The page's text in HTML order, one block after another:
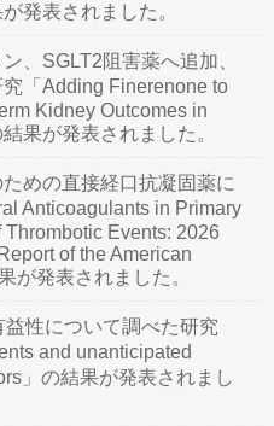
発表されました。
、SGLT2阻害薬へ追加、
「Adding Finerenone to
Kidney Outcomes in
果が発表されました。
めの直接経口抗凝固薬に
Anticoagulants in Primary
Events: 2026
of the American
が発表されました。
性について調べた研究
and unanticipated
」の結果が発表されまし